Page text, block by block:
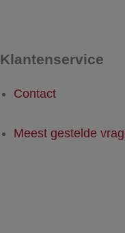
Klantenservice
Contact
Meest gestelde